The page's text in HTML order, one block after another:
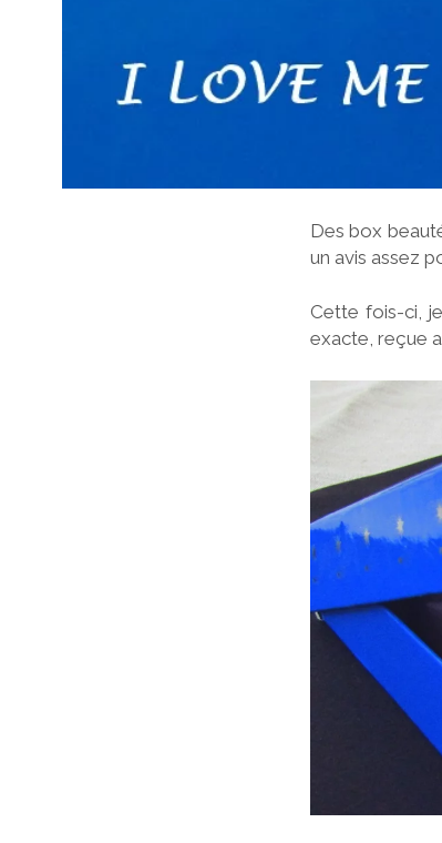
Des box
un avis assez
Cette fois-ci,
exacte, reçue